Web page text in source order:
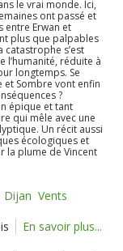
le vrai monde. Ici,
ont passé et
entre Erwan et
plus que palpables
catastrophe s’est
l’humanité, réduite à
longtemps. Se
et Sombre vont enfin
?
épique et tant
qui mêle avec une
Un récit aussi
écologiques et
la plume de Vincent
Dijan Vents
En savoir plus...